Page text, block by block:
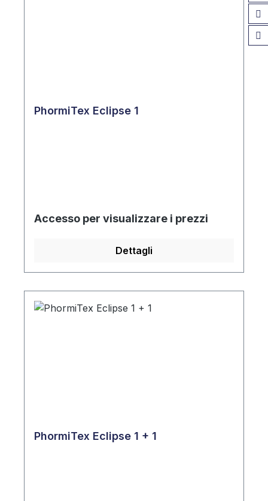
PhormiTex Eclipse 1
Accesso per visualizzare i prezzi
Dettagli
PhormiTex Eclipse 1 + 1